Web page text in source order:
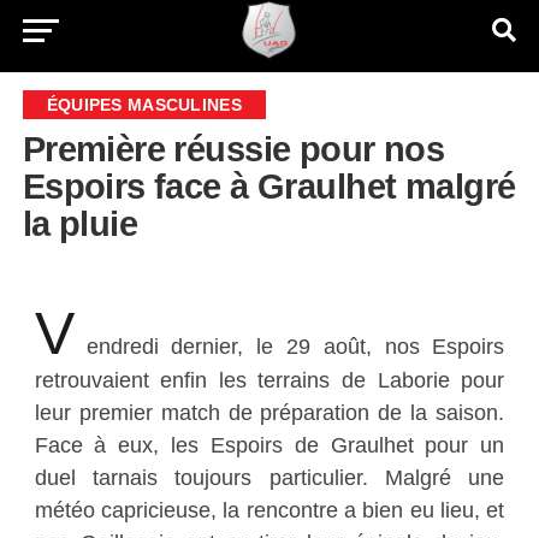
ÉQUIPES MASCULINES
Première réussie pour nos
Espoirs face à Graulhet malgré
la pluie
V endredi dernier, le 29 août, nos Espoirs
retrouvaient enfin les terrains de Laborie pour
leur premier match de préparation de la saison.
Face à eux, les Espoirs de Graulhet pour un
duel tarnais toujours particulier. Malgré une
météo capricieuse, la rencontre a bien eu lieu, et